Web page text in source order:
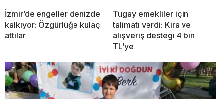
İzmir’de engeller denizde
kalkıyor: Özgürlüğe kulaç
attılar
Tugay emekliler için
talimatı verdi: Kira ve
alışveriş desteği 4 bin
TL’ye